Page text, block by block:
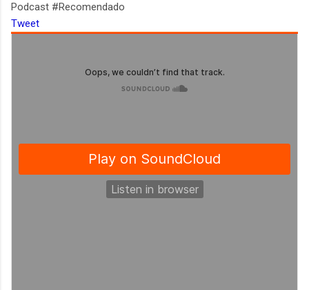
Podcast #Recomendado
Tweet